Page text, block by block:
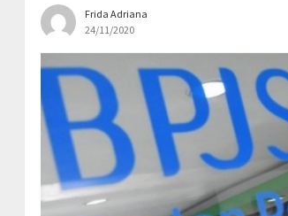
Frida Adriana
24/11/2020